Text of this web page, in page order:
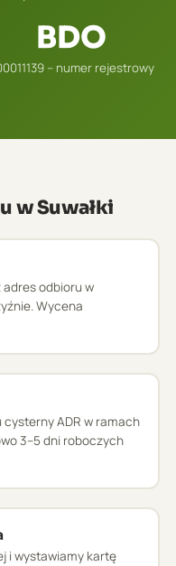
BDO
– numer rejestrowy
w Suwałki
adres odbioru w
Wycena
ADR w ramach
3–5 dni roboczych
i wystawiamy kartę